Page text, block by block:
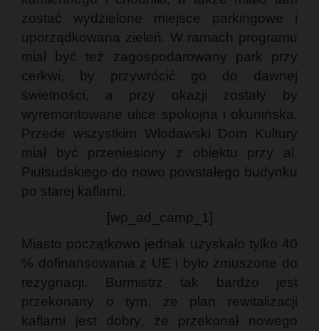
zostać wydzielone miejsce parkingowe i
uporządkowana zieleń. W ramach programu
miał być też zagospodarowany park przy
cerkwi, by przywrócić go do dawnej
świetności, a przy okazji zostały by
wyremontowane ulice spokojna i okunińska.
Przede wszystkim Włodawski Dom Kultury
miał być przeniesiony z obiektu przy al.
Piułsudskiego do nowo powstałego budynku
po starej kaflarni.
[wp_ad_camp_1]
Miasto początkowo jednak uzyskało tylko 40
% dofinansowania z UE i było zmuszone do
rezygnacji. Burmistrz tak bardzo jest
przekonany o tym, że plan rewitalizacji
kaflarni jest dobry, że przekonał nowego